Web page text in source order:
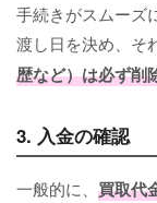
手続きがスムーズ
渡し日を決め、そ
歴など）は必ず削
3. 入金の確認
一般的に、 買取代